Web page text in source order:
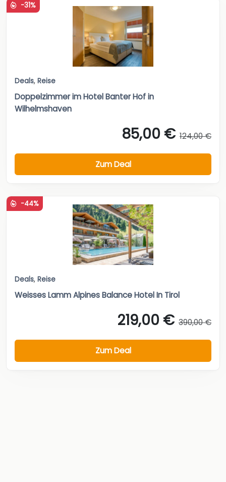
-31%
Deals, Reise
Doppelzimmer im Hotel Banter Hof in
Wilhelmshaven
85,00 € 124,00 €
Zum Deal
-44%
Deals, Reise
Weisses Lamm Alpines Balance Hotel In Tirol
219,00 € 390,00 €
Zum Deal